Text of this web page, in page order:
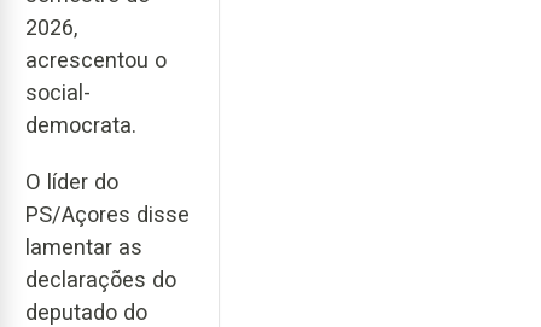
2026,
acrescentou o
social-
democrata.
O líder do
PS/Açores disse
lamentar as
declarações do
deputado do